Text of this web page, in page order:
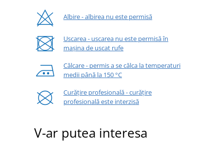
Albire - albirea nu este permisă
Uscarea - uscarea nu este permisă în
mașina de uscat rufe
Călcare - permis a se călca la temperaturi
medii până la 150 °C
Curățire profesională - curățire
profesională este interzisă
V-ar putea interesa